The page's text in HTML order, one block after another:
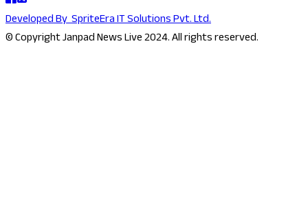
Developed BySpriteEra IT Solutions Pvt. Ltd.
© Copyright Janpad News Live 2024. All rights reserved.